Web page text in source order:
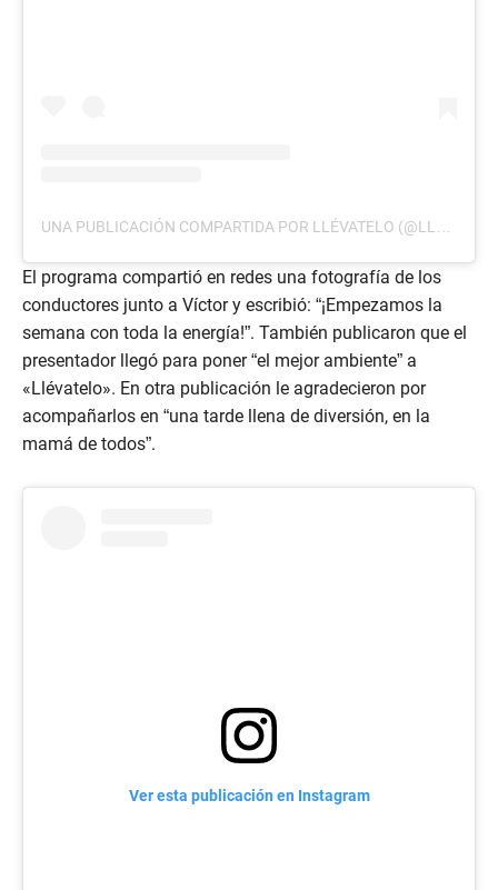
UNA PUBLICACIÓN COMPARTIDA POR LLÉVATELO (@LLEVATELOTCS)
El programa compartió en redes una fotografía de los
conductores junto a Víctor y escribió: “¡Empezamos la
semana con toda la energía!”. También publicaron que el
presentador llegó para poner “el mejor ambiente” a
«Llévatelo». En otra publicación le agradecieron por
acompañarlos en “una tarde llena de diversión, en la
mamá de todos”.
Ver esta publicación en Instagram